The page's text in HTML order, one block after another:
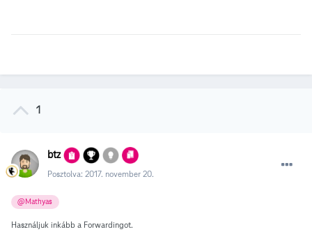
1
btz
Posztolva: 2017. november 20.
@Mathyas
Használjuk inkább a Forwardingot.